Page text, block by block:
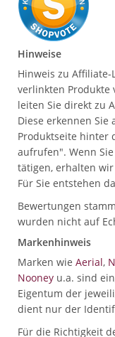
Hinweise
Hinweis zu
verlinkten Produkte
leiten Sie direkt zu
Diese erkennen
Produktseite hinter
aufrufen". Wenn
tätigen, erhalten
Für Sie entstehen
Bewertungen
wurden nicht auf
Markenhinweis
Marken wie Aerial,
Nooney u.a. sind
Eigentum der
dient nur der
Für die Richtigkeit